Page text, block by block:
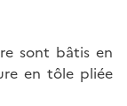
sont bâtis en
en tôle pliée